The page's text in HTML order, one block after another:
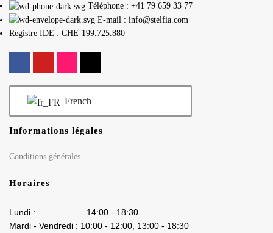
Téléphone : +41 79 659 33 77
E-mail : info@stelfia.com
Registre IDE : CHE-199.725.880
French
Informations légales
Conditions générales
Horaires
Lundi : 14:00 - 18:30
Mardi - Vendredi : 10:00 - 12:00, 13:00 - 18:30